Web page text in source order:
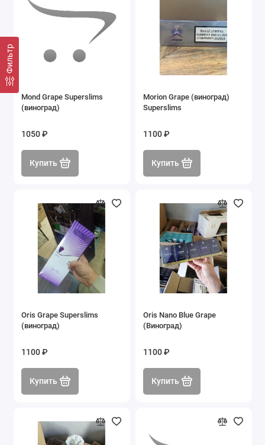
Фильтр
Mond Grape Superslims
(виноград)
1050 ₽
Купить
Morion Grape (виноград)
Superslims
1100 ₽
Купить
Oris Grape Superslims
(виноград)
1100 ₽
Купить
Oris Nano Blue Grape
(Виноград)
1100 ₽
Купить